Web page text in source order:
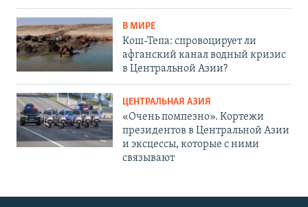
В МИРЕ
Кош-Тепа: спровоцирует ли
афганский канал водный кризис
в Центральной Азии?
ЦЕНТРАЛЬНАЯ АЗИЯ
«Очень помпезно». Кортежи
президентов в Центральной Азии
и эксцессы, которые с ними
связывают